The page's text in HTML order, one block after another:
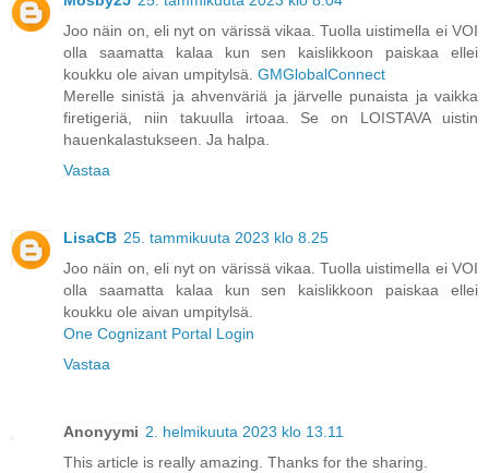
Joo näin on, eli nyt on värissä vikaa. Tuolla uistimella ei VOI
olla saamatta kalaa kun sen kaislikkoon paiskaa ellei
koukku ole aivan umpitylsä. GMGlobalConnect
Merelle sinistä ja ahvenväriä ja järvelle punaista ja vaikka
firetigeriä, niin takuulla irtoaa. Se on LOISTAVA uistin
hauenkalastukseen. Ja halpa.
Vastaa
LisaCB 25. tammikuuta 2023 klo 8.25
Joo näin on, eli nyt on värissä vikaa. Tuolla uistimella ei VOI
olla saamatta kalaa kun sen kaislikkoon paiskaa ellei
koukku ole aivan umpitylsä.
One Cognizant Portal Login
Vastaa
Anonyymi 2. helmikuuta 2023 klo 13.11
This article is really amazing. Thanks for the sharing.